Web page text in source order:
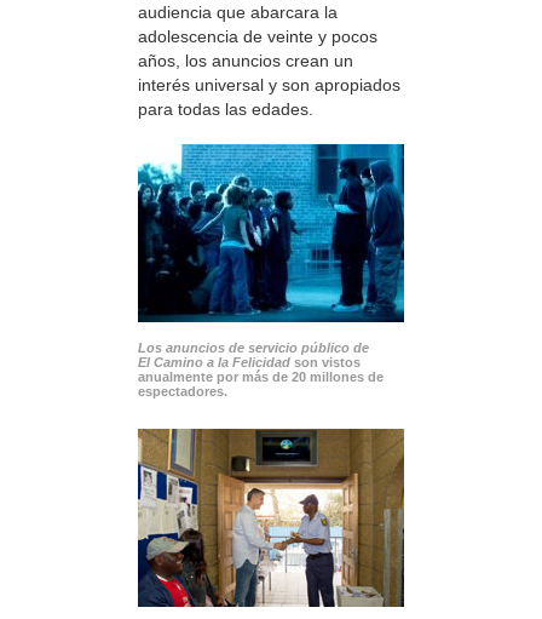
audiencia que abarcara la
adolescencia de veinte y pocos
años, los anuncios crean un
interés universal y son apropiados
para todas las edades.
Los anuncios de servicio público de
El Camino a la Felicidad son vistos
anualmente por más de 20 millones de
espectadores.